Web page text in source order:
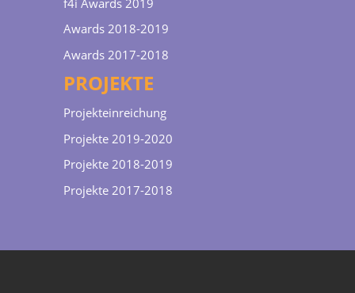
Awards 2018-2019
Awards 2017-2018
PROJEKTE
Projekteinreichung
Projekte 2019-2020
Projekte 2018-2019
Projekte 2017-2018